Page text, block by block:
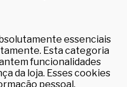
essenciais
Esta categoria
funcionalidades
da loja. Esses cookies
pessoal.